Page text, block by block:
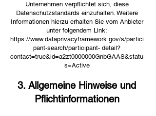
Unternehmen verpflichtet sich, diese
Datenschutzstandards einzuhalten. Weitere
Informationen hierzu erhalten Sie vom Anbieter
unter folgendem Link:
https://www.dataprivacyframework.gov/s/partici
pant-search/participant- detail?
contact=true&id=a2zt0000000GnbGAAS&statu
s=Active
3. Allgemeine Hinweise und
Pflichtinformationen